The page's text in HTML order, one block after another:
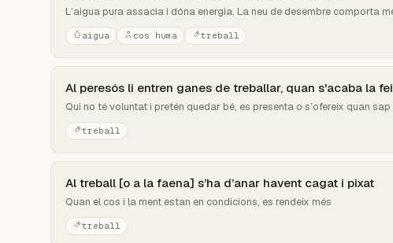
L’aigua pura assacia i dóna energia. La neu de desembre comporta
aigua cos huma treball
Al peresós li entren ganes de treballar, quan s'acaba la
Qui no té voluntat i pretén quedar bé, es presenta o s’ofereix quan
treball
Al treball [o a la faena] s’ha d’anar havent cagat i pixat
Quan el cos i la ment estan en condicions, es rendeix més
treball